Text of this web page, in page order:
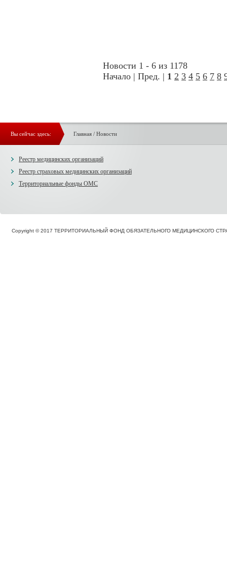
Новости 1 - 6 из 1178
Начало | Пред. | 1 2 3 4 5 6 7 8
Вы сейчас здесь: Главная/ Новости
Реестр медицинских организаций
Реестр страховых медицинских организаций
Территориальные фонды ОМС
Copyright © 2017 ТЕРРИТОРИАЛЬНЫЙ ФОНД ОБЯЗАТЕЛЬНОГО МЕДИЦИНСКОГО